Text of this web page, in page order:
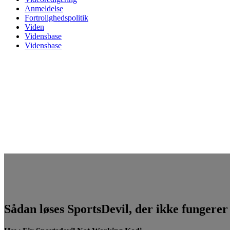
Anmeldelse
Fortrolighedspolitik
Viden
Vidensbase
Vidensbase
Sådan løses SportsDevil, der ikke